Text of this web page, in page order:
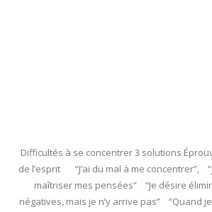
Difficultés à se concentrer 3 solutions
de l’esprit “J’ai du mal à me concentrer”,
maîtriser mes pensées” “Je désire
négatives, mais je n’y arrive pas” “Quand